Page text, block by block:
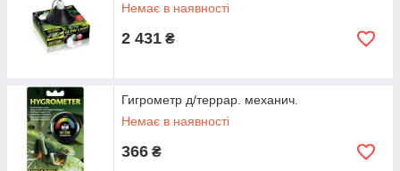
Немає в наявності
2 431 ₴
Гигрометр д/террар. механич.
Немає в наявності
366 ₴